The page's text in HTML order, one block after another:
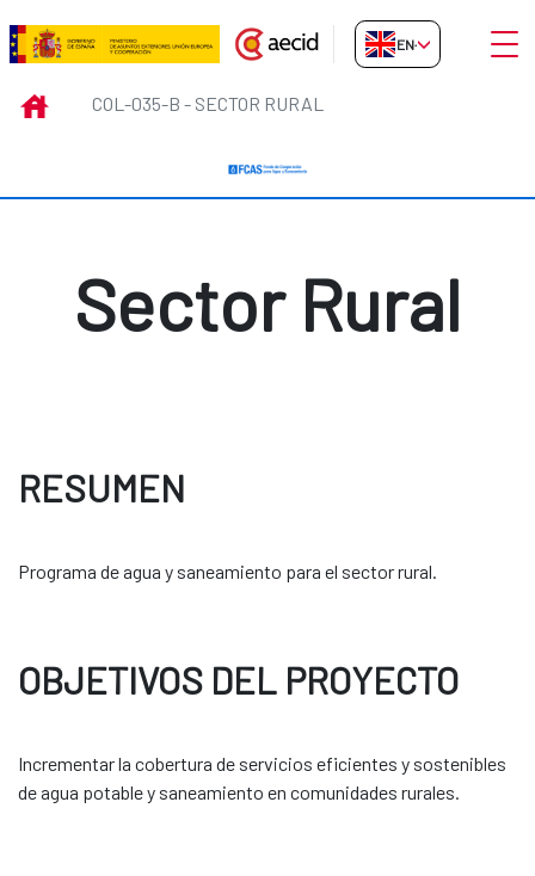
Skip to Main Content
COL-035-B - Sector Rural
EN-GB
INICIOCOL-035-B - SECTOR RURAL
Sector Rural
RESUMEN
Programa de agua y saneamiento para el sector rural.
OBJETIVOS DEL PROYECTO
Incrementar la cobertura de servicios eficientes y sostenibles
de agua potable y saneamiento en comunidades rurales.